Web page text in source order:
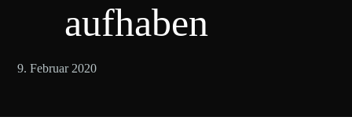
aufhaben
9. Februar 2020